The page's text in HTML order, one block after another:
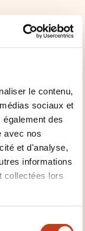
le contenu,
sociaux et
des
avec nos
et d'analyse,
informations
collectées lors